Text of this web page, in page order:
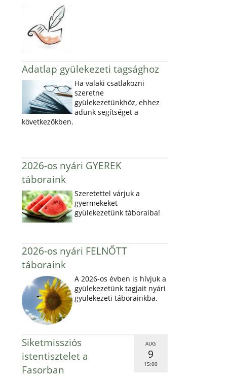
Adatlap gyülekezeti tagsághoz
Ha valaki csatlakozni
szeretne
gyülekezetünkhöz, ehhez
adunk segítséget a
következőkben.
2026-os nyári GYEREK
táboraink
Szeretettel várjuk a
gyermekeket
gyülekezetünk táboraiba!
2026-os nyári FELNŐTT
táboraink
A 2026-os évben is hívjuk a
gyülekezetünk tagjait nyári
gyülekezeti táborainkba.
AUG
9
15:00
Siketmissziós
istentisztelet a
Fasorban